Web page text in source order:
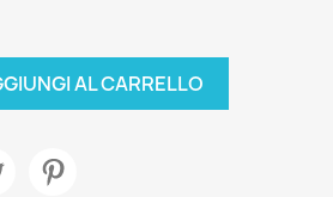
AL CARRELLO